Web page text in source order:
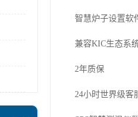
智慧炉子设置软
兼容KIC生态系
2年质保
24小时世界级客